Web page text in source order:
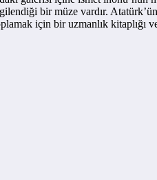
bir müze vardır.
için bir uzmanlık kitaplığı